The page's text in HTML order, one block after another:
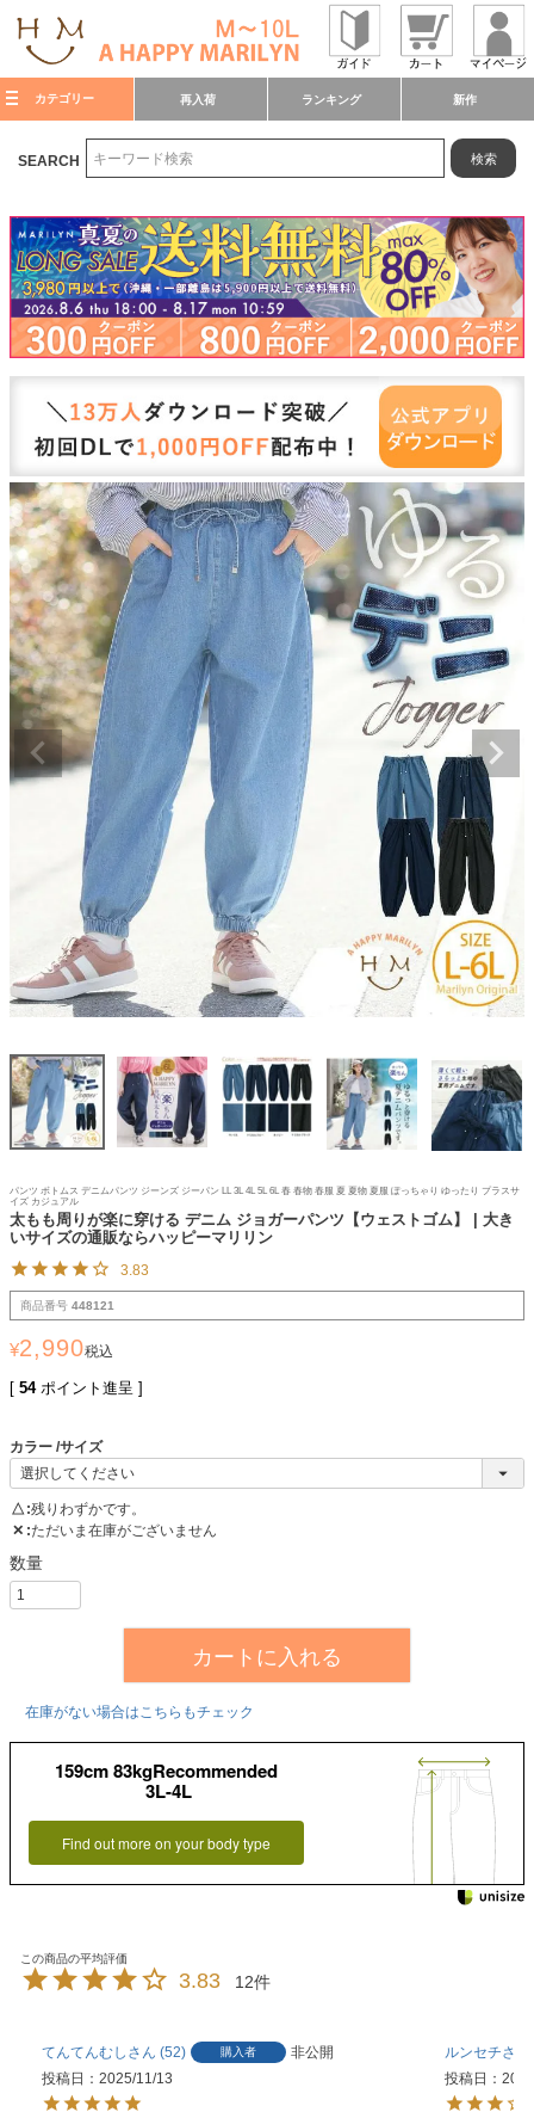
カテゴリー 再入荷 ランキング 新作
SEARCH 検索
パンツ ボトムス デニムパンツ ジーンズ ジーパン LL 3L 4L 5L 6L 春 春物 春服 夏 夏物 夏服 ぽっちゃり ゆったり プラスサ
イズ カジュアル
太もも周りが楽に穿ける デニム ジョガーパンツ【ウェストゴム】 | 大き
いサイズの通販ならハッピーマリリン
3.83
商品番号 448121
¥2,990税込
[ 54 ポイント進呈 ]
カラー サイズ
△ 残りわずかです。
✕ ただいま在庫がございません
カートに入れる
在庫がない場合はこちらもチェック
159cm 83kgRecommended
3L-4L
Find out more on your body type
3.83 12
てんてんむし 52 購入者
非公開
投稿日
2025/11/13
ルンセチ
投稿日